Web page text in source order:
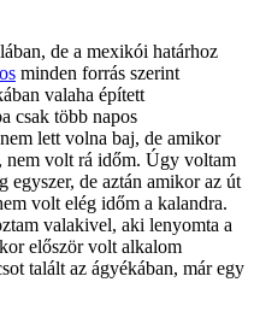
de a mexikói határhoz
minden forrás szerint
valaha épített
csak több napos
lett volna baj, de amikor
nem volt rá időm. Úgy voltam
egyszer, de aztán amikor az út
volt elég időm a kalandra.
valakivel, aki lenyomta a
először volt alkalom
talált az ágyékában, már egy